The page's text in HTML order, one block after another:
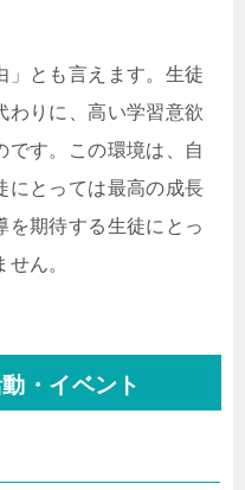
」とも言えます。生徒
わりに、高い学習意欲
です。この環境は、自
にとっては最高の成長
を期待する生徒にとっ
ん。
・イベント